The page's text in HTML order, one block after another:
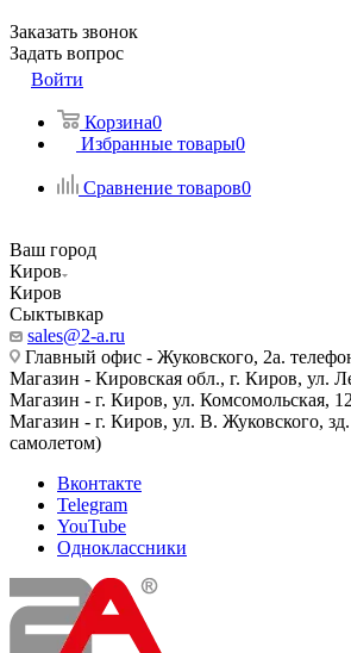
Заказать звонок
Задать вопрос
Войти
Корзина0
Избранные товары0
Сравнение товаров0
Ваш город
Киров
Киров
Сыктывкар
sales@2-a.ru
Главный офис - Жуковского, 2а.
Магазин - Кировская обл., г. Киров, ул.
Магазин - г. Киров, ул. Комсомольская,
Магазин - г. Киров, ул. В. Жуковского,
самолетом)
Вконтакте
Telegram
YouTube
Одноклассники